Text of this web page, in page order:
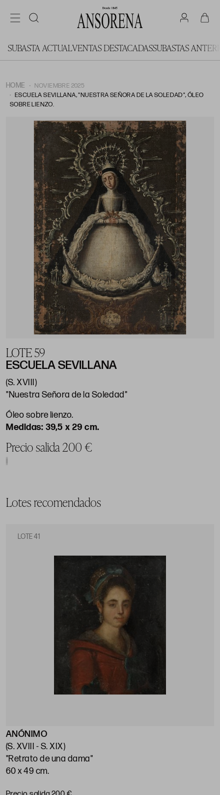
SUBASTA ACTUALVENTAS DESTACADASSUBASTAS
HOME
NOVIEMBRE 2025
ESCUELA SEVILLANA, "NUESTRA SEÑORA DE LA SOLEDAD", ÓLEO
SOBRE LIENZO.
LOTE 59
ESCUELA SEVILLANA
(S. XVIII)
"Nuestra Señora de la Soledad"
Óleo sobre lienzo.
39,5 x 29 cm.
Precio salida 200 €
Lotes recomendados
LOTE 41
ANÓNIMO
(S. XVIII - S. XIX)
"Retrato de una dama"
60 x 49 cm.